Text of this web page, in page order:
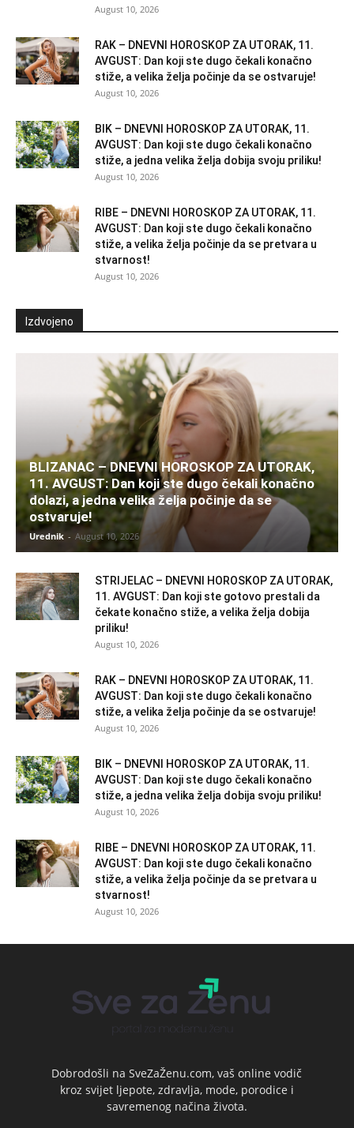
August 10, 2026
RAK – DNEVNI HOROSKOP ZA UTORAK, 11.
AVGUST: Dan koji ste dugo čekali konačno
stiže, a velika želja počinje da se ostvaruje!
August 10, 2026
BIK – DNEVNI HOROSKOP ZA UTORAK, 11.
AVGUST: Dan koji ste dugo čekali konačno
stiže, a jedna velika želja dobija svoju priliku!
August 10, 2026
RIBE – DNEVNI HOROSKOP ZA UTORAK, 11.
AVGUST: Dan koji ste dugo čekali konačno
stiže, a velika želja počinje da se pretvara u
stvarnost!
August 10, 2026
Izdvojeno
BLIZANAC – DNEVNI HOROSKOP ZA UTORAK,
11. AVGUST: Dan koji ste dugo čekali konačno
dolazi, a jedna velika želja počinje da se
ostvaruje!
Urednik - August 10, 2026
STRIJELAC – DNEVNI HOROSKOP ZA UTORAK,
11. AVGUST: Dan koji ste gotovo prestali da
čekate konačno stiže, a velika želja dobija
priliku!
August 10, 2026
RAK – DNEVNI HOROSKOP ZA UTORAK, 11.
AVGUST: Dan koji ste dugo čekali konačno
stiže, a velika želja počinje da se ostvaruje!
August 10, 2026
BIK – DNEVNI HOROSKOP ZA UTORAK, 11.
AVGUST: Dan koji ste dugo čekali konačno
stiže, a jedna velika želja dobija svoju priliku!
August 10, 2026
RIBE – DNEVNI HOROSKOP ZA UTORAK, 11.
AVGUST: Dan koji ste dugo čekali konačno
stiže, a velika želja počinje da se pretvara u
stvarnost!
August 10, 2026
Dobrodošli na SveZaŽenu.com, vaš online vodič
kroz svijet ljepote, zdravlja, mode, porodice i
savremenog načina života.